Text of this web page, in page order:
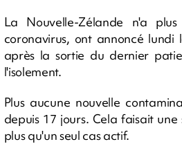
La Nouvelle-Zélande n'a
coronavirus, ont annoncé lundi
après la sortie du dernier
l'isolement.
Plus aucune nouvelle
depuis 17 jours. Cela faisait
plus qu'un seul cas actif.